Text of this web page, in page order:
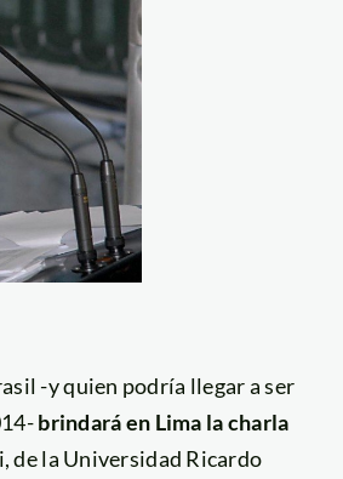
-y quien podría llegar a ser
brindará en Lima la charla
de la Universidad Ricardo